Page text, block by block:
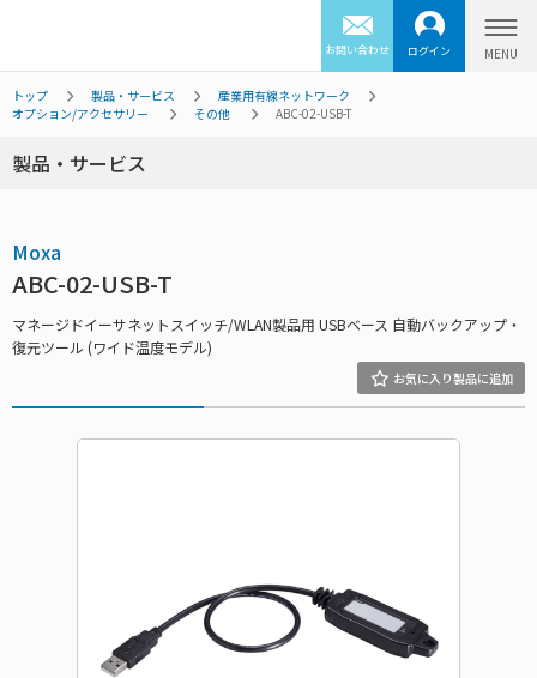
お問い合わせ ログイン
トップ 製品・サービス
産業用有線ネットワーク
オプション/アクセサリー
その他 ABC-02-USB-T
製品・サービス
Moxa
ABC-02-USB-T
マネージドイーサネットスイッチ/WLAN製品用 USBベース 自動バックアップ・
復元ツール (ワイド温度モデル)